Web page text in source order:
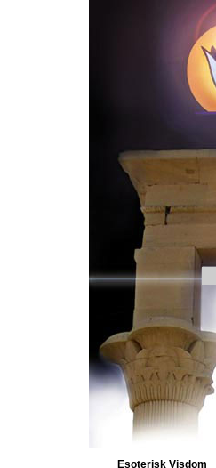
Esoterisk Visdom